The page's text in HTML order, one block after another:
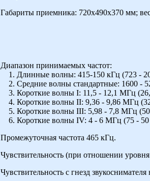
Габариты приемника: 720х490х370 мм;
Диапазон принимаемых частот:
1. Длинные волны: 415-150 кГц (723 -
2. Средние волны стандартные: 1600 -
3. Короткие волны I: 11,5 - 12,1 МГц
4. Короткие волны II: 9,36 - 9,86 МГц
5. Короткие волны III: 5,98 - 7,8 МГц
6. Короткие волны IV: 4 - 6 МГц (75 -
Промежуточная частота 465 кГц.
Чувствительность (при отношении
Чувствительность с гнезд